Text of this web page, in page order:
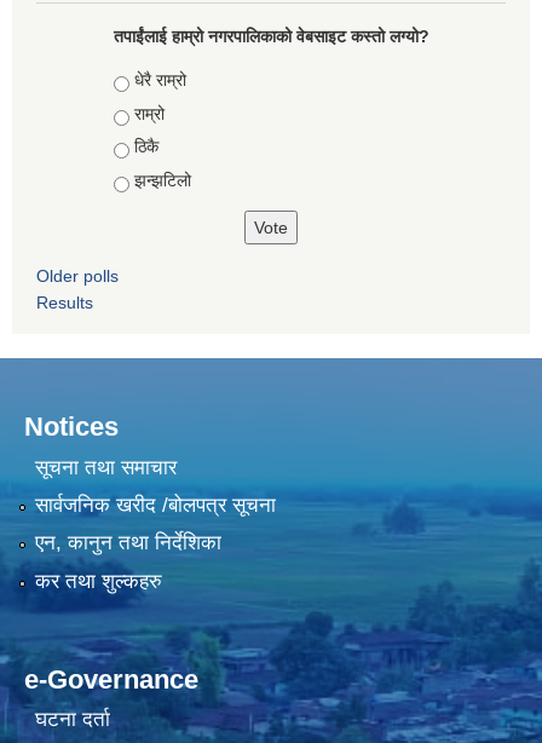
तपाईंलाई हाम्रो नगरपालिकाको वेबसाइट कस्तो लग्यो?
Choices
धेरै राम्रो
राम्रो
ठिकै
झन्झटिलो
Older polls
Results
Notices
सूचना तथा समाचार
सार्वजनिक खरीद /बोलपत्र सूचना
एन, कानुन तथा निर्देशिका
कर तथा शुल्कहरु
e-Governance
घटना दर्ता